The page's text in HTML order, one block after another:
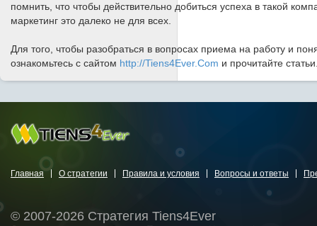
помнить, что чтобы действительно добиться успеха в такой
маркетинг это далеко не для всех.
Для того, чтобы разобраться в вопросах приема на работу и
ознакомьтесь с сайтом http://Tiens4Ever.Com и прочитайте
Главная О стратегии Правила и условия Вопросы и ответы
© 2007-2026 Стратегия Tiens4Ever